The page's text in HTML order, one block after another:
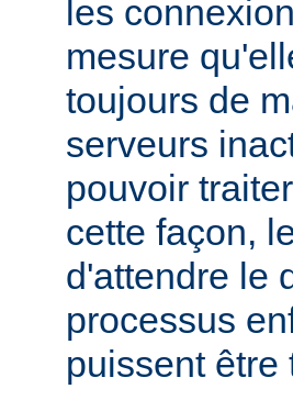
les
mesure
toujours de
serveurs
pouvoir
cette façon,
d'attendre le
processus
puissent être